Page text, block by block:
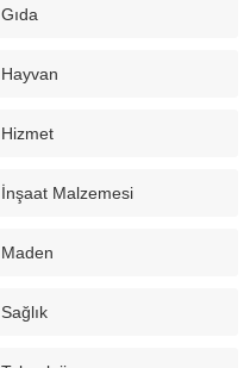
Gıda
Hayvan
Hizmet
İnşaat Malzemesi
Maden
Sağlık